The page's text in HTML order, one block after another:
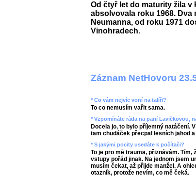
Od čtyř let do maturity žila v
absolvovala roku 1968.
Neumanna, od roku 1971
Vinohradech.
Záznam NetHovoru
* Co vám nejvíc voní na talíři?
To co nemusím vařit sama.
* Vzpomínáte ráda na paní Lavičkovou,
Docela jo, to bylo příjemný natáčení.
tam chudáček přecpal lesních jahod
* S jakými pocity usedáte k počítači?
To je pro mě trauma, přiznávám.
vstupy pořád jinak. Na jednom jsem
musím čekat, až přijde manžel. A
otazník, protože nevím, co mě čeká.